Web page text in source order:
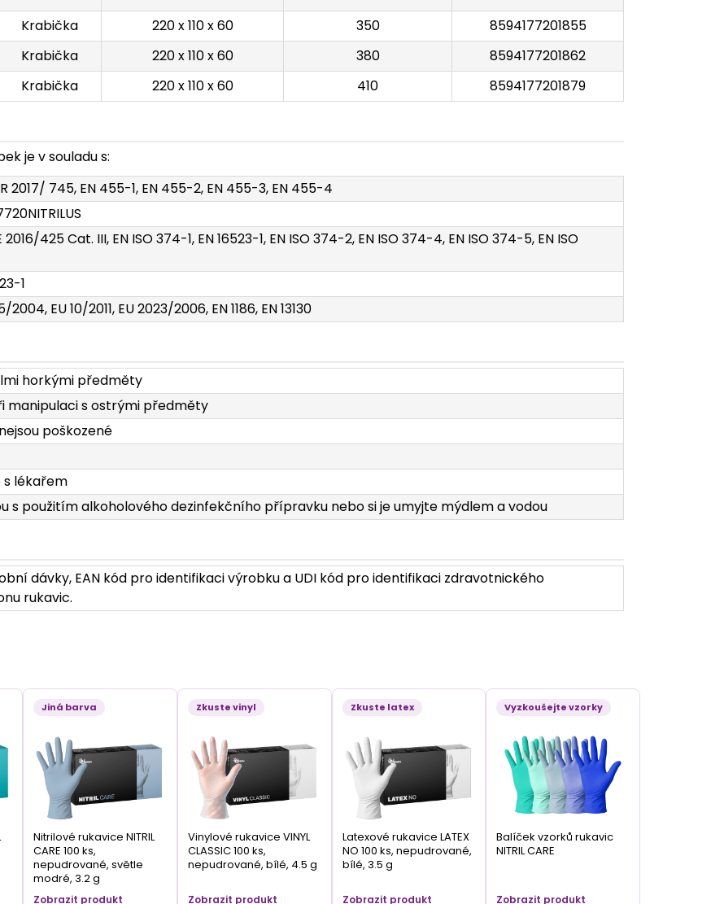
Krabička 220 x 110 x 60 350
8594177201855
Krabička 220 x 110 x 60 380
8594177201862
Krabička 220 x 110 x 60 410 8594177201879
je v souladu s:
2017/ 745, EN 455-1, EN 455-2, EN 455-3, EN 455-4
2016/425 Cat. III, EN ISO 374-1, EN 16523-1, EN ISO 374-2, EN ISO 374-4, EN ISO 374-5, EN ISO
1
2004, EU 10/2011, EU 2023/2006, EN 1186, EN 13130
horkými předměty
manipulaci s ostrými předměty
poškozené
lékařem
s použitím alkoholového dezinfekčního přípravku nebo si je umyjte mýdlem a vodou
dávky, EAN kód pro identifikaci výrobku a UDI kód pro identifikaci zdravotnického
rukavic.
Jiná barva
Nitrilové rukavice NITRIL
CARE 100 ks,
nepudrované, světle
modré, 3.2 g
Zobrazit produkt
Zkuste vinyl
Vinylové rukavice VINYL
CLASSIC 100 ks,
nepudrované, bílé, 4.5 g
Zobrazit produkt
Zkuste latex
Latexové rukavice LATEX
NO 100 ks, nepudrované,
bílé, 3.5 g
Zobrazit produkt
Vyzkoušejte vzorky
Balíček vzorků rukavic
NITRIL CARE
Zobrazit produkt